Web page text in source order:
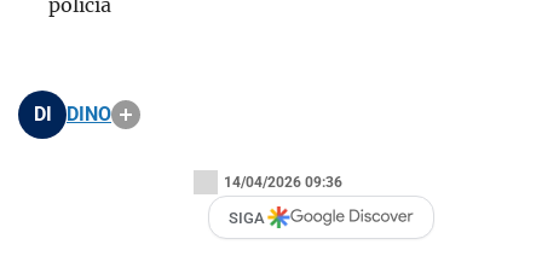
polícia
DI DINO
14/04/2026 09:36
SIGA